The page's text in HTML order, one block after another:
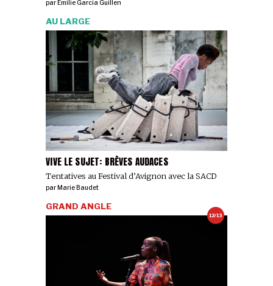
par Emilie Garcia Guillen
VIVE LE SUJET: BRÈVES AUDACES
Tentatives au Festival d’Avignon avec la SACD
AU LARGE
parMarie Baudet
12/13
GRAND ANGLE